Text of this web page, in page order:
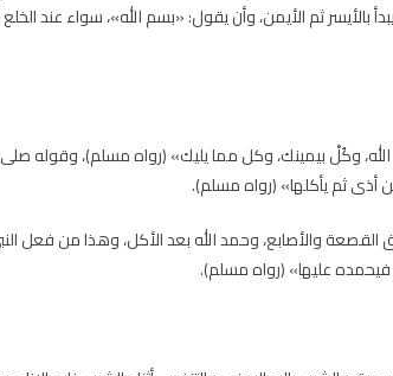
بالأيسر ثم الأيمن، وأن يقول: «بسم الله»، سواء عند
وكُلْ بيمينك، وكل مما يليك» (رواه مسلم)، وقوله صلى
ثم يأكلها» (رواه مسلم).
القصعة والأصابع، وحمد الله بعد الأكل، وهذا من فعل
فيحمده عليها» (رواه مسلم).